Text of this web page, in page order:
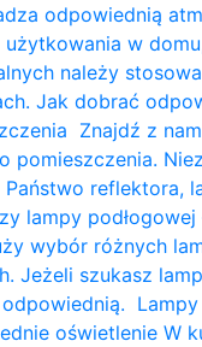
odpowiednią
użytkowania w
należy
Jak dobrać
Znajdź z
pomieszczenia.
Państwo reflektora,
lampy
wybór różnych
Jeżeli szukasz
Lampy
oświetlenie W